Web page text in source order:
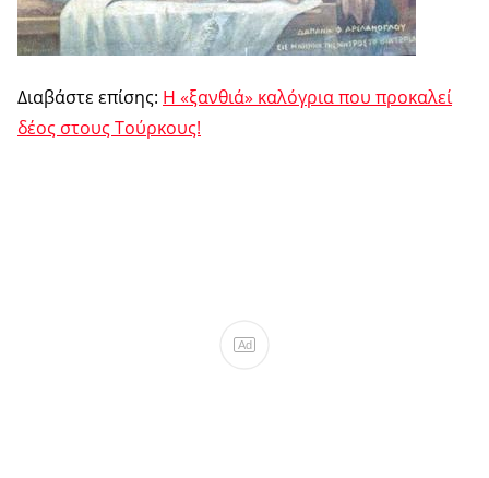
Διαβάστε επίσης: Η «ξανθιά» καλόγρια που προκαλεί
δέος στους Τούρκους!
Ad